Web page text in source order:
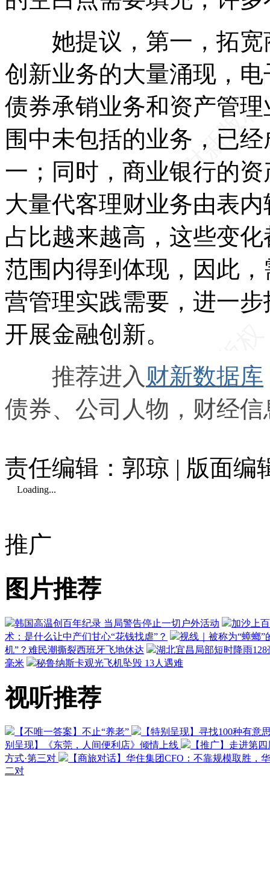
她提议，第一，拓宽
创新业务的大量涌现，
债券承销业务和资产管
围中未包括的业务，已
一；同时，商业银行的
大量代客理财业务由表
占比越来越高，这些变
范围内得到体现，因此
营管理实践需要，进一
开展金融创新。
推荐进入 财新数据库
债券、公司人物，财经
责任编辑：郭琼 | 版面编
Loading...
推广
图片推荐
韩国高温创百年纪录 当局警告停止一切户外活动
加沙上
术：是什么让中产们甘心“花钱找虐”？
视线｜被称为“蟑螂
机”？难民潮撕裂西班牙飞地休达
湖北宜昌局部短时降雨
毫米
秘鲁纳斯卡观光飞机坠毁 13人遇难
视听推荐
【不唯一答案】不止“养老”
【特别呈现】寻找100种有意
别呈现】《东莞，人间便利店》倾情上线
【推广】走进第
方式·第三对
【商旅对话】华住集团CFO：不靠规模取胜，
二对